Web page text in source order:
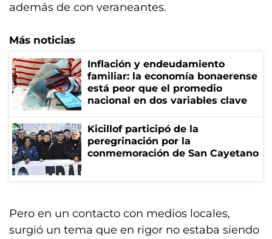
además de con veraneantes.
Más noticias
Inflación y endeudamiento
familiar: la economía bonaerense
está peor que el promedio
nacional en dos variables clave
Kicillof participó de la
peregrinación por la
conmemoración de San Cayetano
Pero en un contacto con medios locales,
surgió un tema que en rigor no estaba siendo